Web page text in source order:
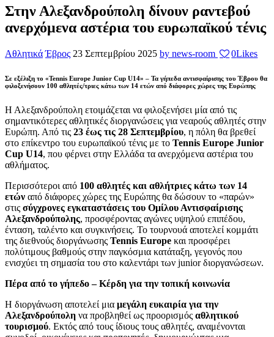
Στην Αλεξανδρούπολη δίνουν ραντεβού
ανερχόμενα αστέρια του ευρωπαϊκού τένις
Αθλητικά Έβρος 23 Σεπτεμβρίου 2025 by news-room 0Likes
Σε εξέλιξη το «Tennis Europe Junior Cup U14» – Τα γήπεδα αντισφαίρισης του Έβρου θα
φιλοξενήσουν 100 αθλητές/τριες κάτω των 14 ετών από διάφορες χώρες της Ευρώπης
Η Αλεξανδρούπολη ετοιμάζεται να φιλοξενήσει μία από τις
σημαντικότερες αθλητικές διοργανώσεις για νεαρούς αθλητές στην
Ευρώπη. Από τις 23 έως τις 28 Σεπτεμβρίου, η πόλη θα βρεθεί
στο επίκεντρο του ευρωπαϊκού τένις με το Tennis Europe Junior
Cup U14, που φέρνει στην Ελλάδα τα ανερχόμενα αστέρια του
αθλήματος.
Περισσότεροι από 100 αθλητές και αθλήτριες κάτω των 14
ετών από διάφορες χώρες της Ευρώπης θα δώσουν το «παρών»
στις σύγχρονες εγκαταστάσεις του Ομίλου Αντισφαίρισης
Αλεξανδρούπολης, προσφέροντας αγώνες υψηλού επιπέδου,
ένταση, ταλέντο και συγκινήσεις. Το τουρνουά αποτελεί κομμάτι
της διεθνούς διοργάνωσης Tennis Europe και προσφέρει
πολύτιμους βαθμούς στην παγκόσμια κατάταξη, γεγονός που
ενισχύει τη σημασία του στο καλεντάρι των junior διοργανώσεων.
Πέρα από το γήπεδο – Κέρδη για την τοπική κοινωνία
Η διοργάνωση αποτελεί μια μεγάλη ευκαιρία για την
Αλεξανδρούπολη να προβληθεί ως προορισμός αθλητικού
τουρισμού. Εκτός από τους ίδιους τους αθλητές, αναμένονται